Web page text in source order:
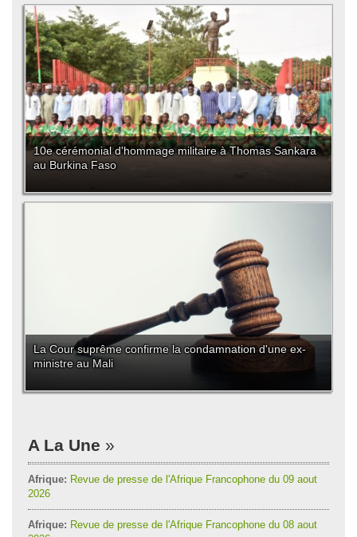
10e cérémonial d'hommage militaire à Thomas Sankara
au Burkina Faso
La Cour suprême confirme la condamnation d'une ex-
ministre au Mali
A La Une
Afrique: Revue de presse de l'Afrique Francophone du 09 aout
2026
Afrique: Revue de presse de l'Afrique Francophone du 08 aout